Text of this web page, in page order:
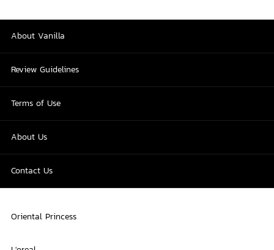
About Vanilla
Review Guidelines
Terms of Use
About Us
Contact Us
Oriental Princess